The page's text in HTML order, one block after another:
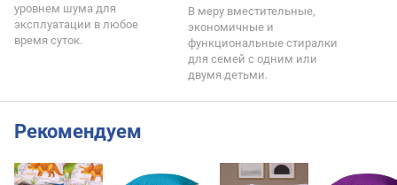
уровнем шума для
эксплуатации в любое
время суток.
В меру вместительные,
экономичные и
функциональные стиралки
для семей с одним или
двумя детьми.
Рекомендуем